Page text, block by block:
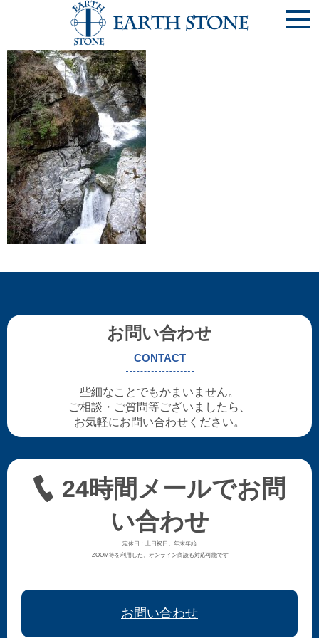
《みたらい渓谷》画像 037
お問い合わせ
CONTACT
些細なことでもかまいません。
ご相談・ご質問等ございましたら、
お気軽にお問い合わせください。
24時間メールでお問
い合わせ
定休日：土日祝日、年末年始
ZOOM等を利用した、オンライン商談も対応可能です
お問い合わせ